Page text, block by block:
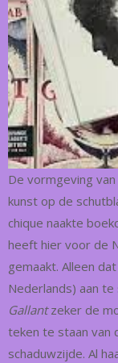
De vormgeving van
kunst op de
chique naakte
heeft hier voor de
gemaakt. Alleen
Nederlands) aan
Gallantzeker de
teken te staan van
schaduwzijde. Al